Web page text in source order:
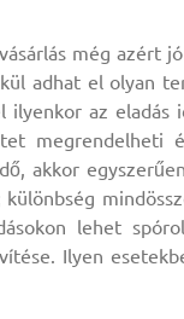
még azért
adhat el olyan
az eladás
megrendelheti
akkor
lehet
Ilyen